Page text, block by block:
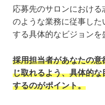
応募先のサロンにおけ
のような業務に従事し
する具体的なビジョンを
採用担当者があなたの
じ取れるよう、具体的
するのがポイント。